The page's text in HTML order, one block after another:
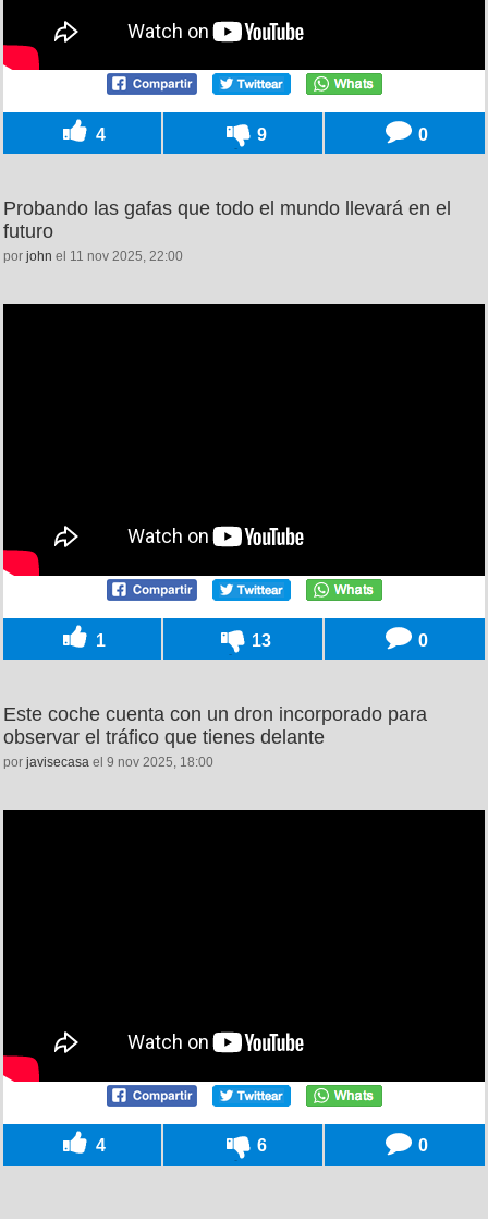
4 9 0
Probando las gafas que todo el mundo llevará en el
futuro
por john el 11 nov 2025, 22:00
1 13 0
Este coche cuenta con un dron incorporado para
observar el tráfico que tienes delante
por javisecasa el 9 nov 2025, 18:00
4 6 0